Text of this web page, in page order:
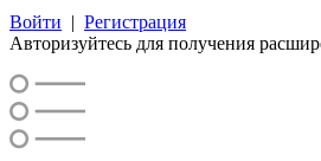
Войти | Регистрация
Авторизуйтесь для получения